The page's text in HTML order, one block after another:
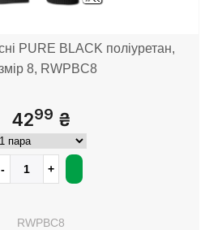
PURE BLACK поліуретан,
8, RWPBC8
4299 ₴
RWPBC8